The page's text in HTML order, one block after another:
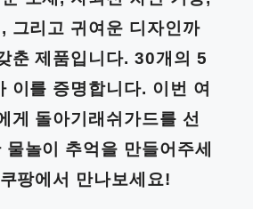
그리고 귀여운 디자인까
춘 제품입니다. 30개의 5
이를 증명합니다. 이번 여
게 돌아기래쉬가드를 선
놀이 추억을 만들어주세
팡에서 만나보세요!